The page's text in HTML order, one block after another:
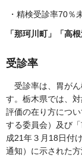
・精検受診率70％
「那珂川町」「高
受診率
受診率は、胃がん
す。栃木県では、
評価の在り方につ
する委員会）及び
成21年３月18日付
通知）に示された